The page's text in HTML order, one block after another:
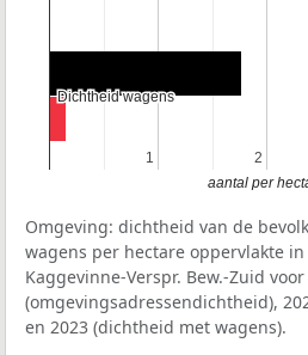
1
1 2
2
Dichtheid wagens
Dichtheid wagens
aantal per
Omgeving: dichtheid van de
wagens per hectare oppervlakte
Kaggevinne-Verspr. Bew.-Zuid
(omgevingsadressendichtheid),
en 2023 (dichtheid met wagens).